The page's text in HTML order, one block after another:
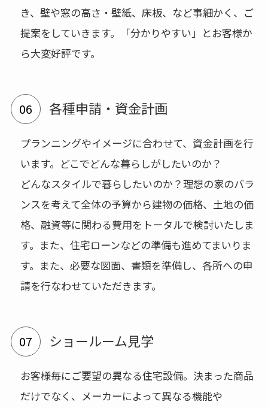
き、壁や窓の高さ・壁紙、床板、など事細かく、ご
提案をしていきます。「分かりやすい」とお客様か
ら大変好評です。
各種申請・資金計画
プランニングやイメージに合わせて、資金計画を行
います。どこでどんな暮らしがしたいのか？
どんなスタイルで暮らしたいのか？理想の家のバラ
ンスを考えて全体の予算から建物の価格、土地の価
格、融資等に関わる費用をトータルで検討いたしま
す。また、住宅ローンなどの準備も進めてまいりま
す。また、必要な図面、書類を準備し、各所への申
請を行なわせていただきます。
ショールーム見学
お客様毎にご要望の異なる住宅設備。決まった商品
だけでなく、メーカーによって異なる機能や